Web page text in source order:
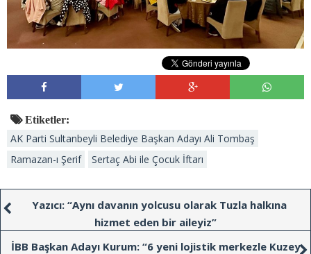
Etiketler:
AK Parti Sultanbeyli Belediye Başkan Adayı Ali Tombaş
Ramazan-ı Şerif
Sertaç Abi ile Çocuk İftarı
Yazıcı: “Aynı davanın yolcusu olarak Tuzla halkına
hizmet eden bir aileyiz”
İBB Başkan Adayı Kurum: “6 yeni lojistik merkezle Kuzey